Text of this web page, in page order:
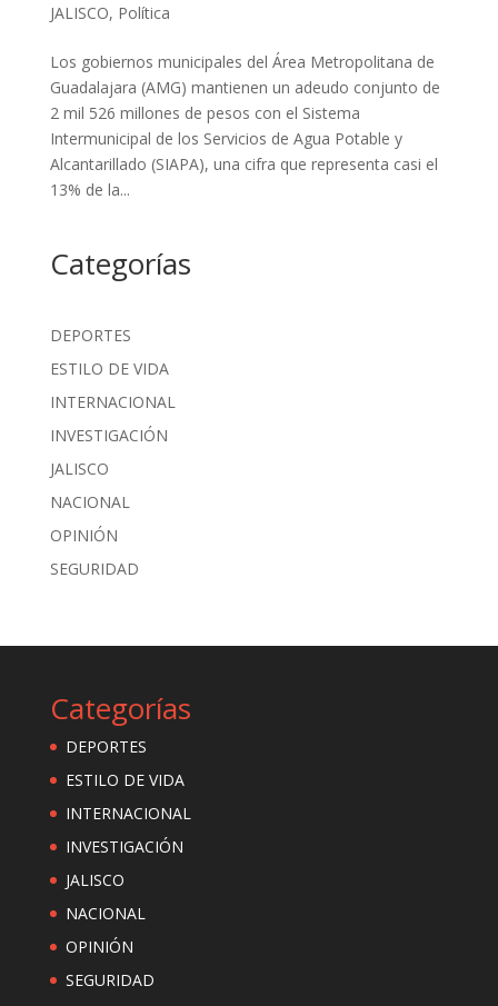
JALISCO, Política
Los gobiernos municipales del Área Metropolitana de
Guadalajara (AMG) mantienen un adeudo conjunto de
2 mil 526 millones de pesos con el Sistema
Intermunicipal de los Servicios de Agua Potable y
Alcantarillado (SIAPA), una cifra que representa casi el
13% de la...
Categorías
DEPORTES
ESTILO DE VIDA
INTERNACIONAL
INVESTIGACIÓN
JALISCO
NACIONAL
OPINIÓN
SEGURIDAD
Categorías
DEPORTES
ESTILO DE VIDA
INTERNACIONAL
INVESTIGACIÓN
JALISCO
NACIONAL
OPINIÓN
SEGURIDAD